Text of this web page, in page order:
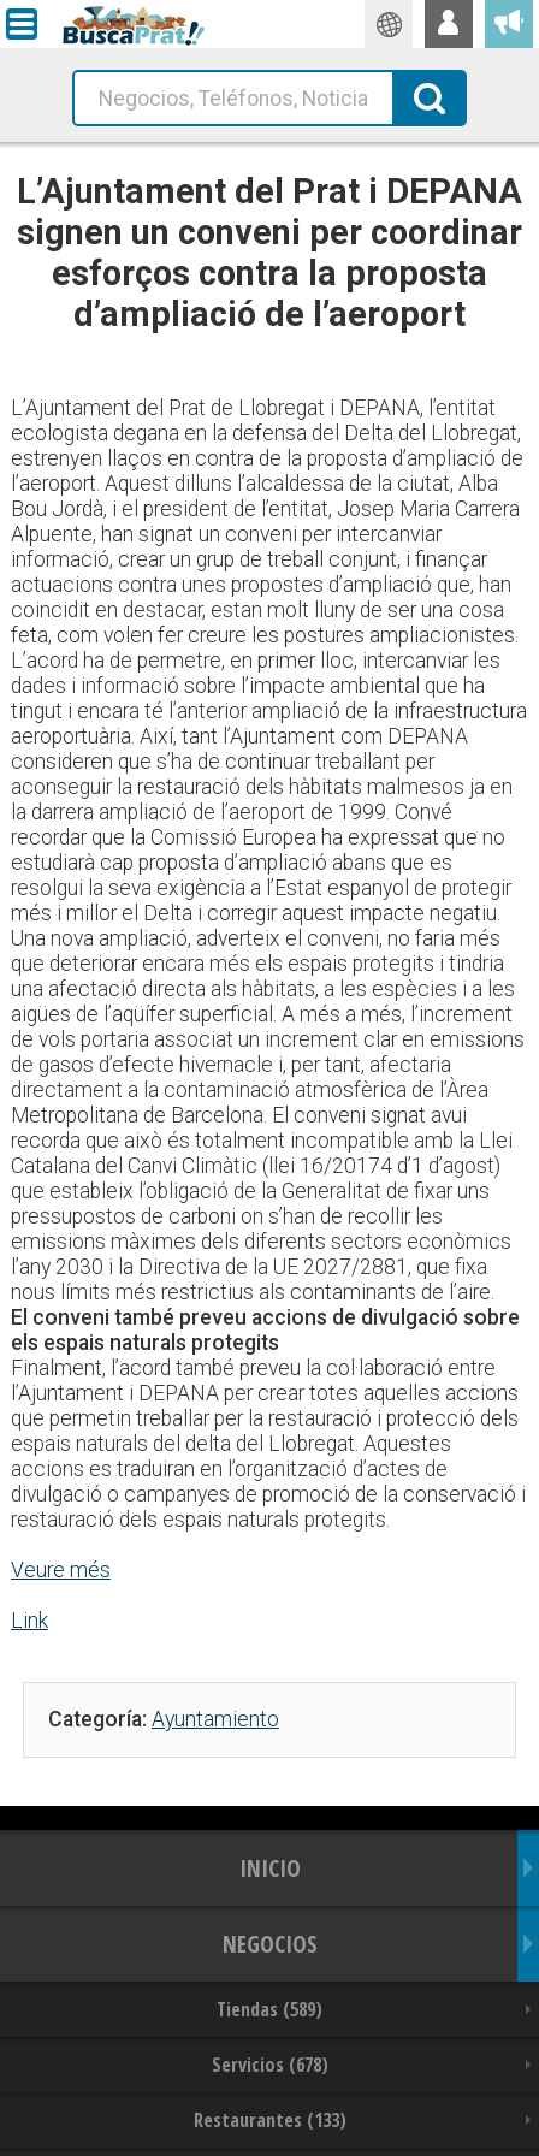
Traductor
Busca!
L’Ajuntament del Prat i DEPANA
signen un conveni per coordinar
esforços contra la proposta
d’ampliació de l’aeroport
L’Ajuntament del Prat de Llobregat i DEPANA, l’entitat
ecologista degana en la defensa del Delta del Llobregat,
estrenyen llaços en contra de la proposta d’ampliació de
l’aeroport. Aquest dilluns l’alcaldessa de la ciutat, Alba
Bou Jordà, i el president de l’entitat, Josep Maria Carrera
Alpuente, han signat un conveni per intercanviar
informació, crear un grup de treball conjunt, i finançar
actuacions contra unes propostes d’ampliació que, han
coincidit en destacar, estan molt lluny de ser una cosa
feta, com volen fer creure les postures ampliacionistes.
L’acord ha de permetre, en primer lloc, intercanviar les
dades i informació sobre l’impacte ambiental que ha
tingut i encara té l’anterior ampliació de la infraestructura
aeroportuària. Així, tant l’Ajuntament com DEPANA
consideren que s’ha de continuar treballant per
aconseguir la restauració dels hàbitats malmesos ja en
la darrera ampliació de l’aeroport de 1999. Convé
recordar que la Comissió Europea ha expressat que no
estudiarà cap proposta d’ampliació abans que es
resolgui la seva exigència a l’Estat espanyol de protegir
més i millor el Delta i corregir aquest impacte negatiu.
Una nova ampliació, adverteix el conveni, no faria més
que deteriorar encara més els espais protegits i tindria
una afectació directa als hàbitats, a les espècies i a les
aigües de l’aqüífer superficial. A més a més, l’increment
de vols portaria associat un increment clar en emissions
de gasos d’efecte hivernacle i, per tant, afectaria
directament a la contaminació atmosfèrica de l’Àrea
Metropolitana de Barcelona. El conveni signat avui
recorda que això és totalment incompatible amb la Llei
Catalana del Canvi Climàtic (llei 16/20174 d’1 d’agost)
que estableix l’obligació de la Generalitat de fixar uns
pressupostos de carboni on s’han de recollir les
emissions màximes dels diferents sectors econòmics
l’any 2030 i la Directiva de la UE 2027/2881, que fixa
nous límits més restrictius als contaminants de l’aire.
El conveni també preveu accions de divulgació sobre
els espais naturals protegits
Finalment, l’acord també preveu la col·laboració entre
l’Ajuntament i DEPANA per crear totes aquelles accions
que permetin treballar per la restauració i protecció dels
espais naturals del delta del Llobregat. Aquestes
accions es traduiran en l’organització d’actes de
divulgació o campanyes de promoció de la conservació i
restauració dels espais naturals protegits.
Veure més
Link
Categoría: Ayuntamiento
INICIO
NEGOCIOS
Tiendas (589)
Servicios (678)
Restaurantes (133)